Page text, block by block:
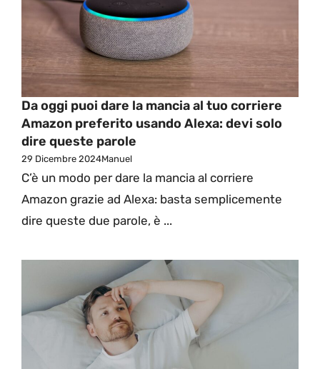
Da oggi puoi dare la mancia al tuo corriere
Amazon preferito usando Alexa: devi solo
dire queste parole
29 Dicembre 2024Manuel
C’è un modo per dare la mancia al corriere
Amazon grazie ad Alexa: basta semplicemente
dire queste due parole, è ...